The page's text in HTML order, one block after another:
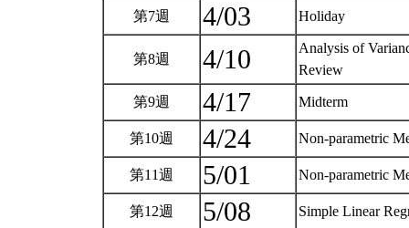
第7週 4/03 Holiday
第8週 4/10
Analysis of
Review
第9週 4/17 Midterm
第10週 4/24 Non-parametric
第11週 5/01 Non-parametric
第12週 5/08 Simple Linear